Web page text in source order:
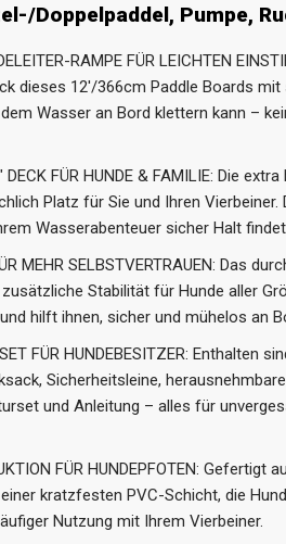
Doppelpaddel, Pumpe,
RAMPE FÜR LEICHTEN
dieses 12'/366cm Paddle Boards
Wasser an Bord klettern kann –
DECK FÜR HUNDE & FAMILIE: Die
Platz für Sie und Ihren
Wasserabenteuer sicher Halt
MEHR SELBSTVERTRAUEN: Das
Stabilität für Hunde aller
hilft ihnen, sicher und mühelos an
FÜR HUNDEBESITZER: Enthalten
Sicherheitsleine,
und Anleitung – alles für
FÜR HUNDEPFOTEN:
kratzfesten PVC-Schicht, die
Nutzung mit Ihrem Vierbeiner.